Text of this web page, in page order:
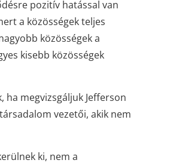
pozitív hatással van
a közösségek teljes
közösségek a
kisebb közösségek
ha megvizsgáljuk Jefferson
vezetői, akik nem
ki, nem a